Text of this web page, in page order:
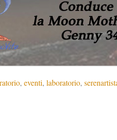
, eventi, laboratorio,